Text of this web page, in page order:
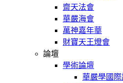
齋天法會
華嚴海會
萬神嘉年華
財寶天王燈會
論壇
學術論壇
華嚴學國際